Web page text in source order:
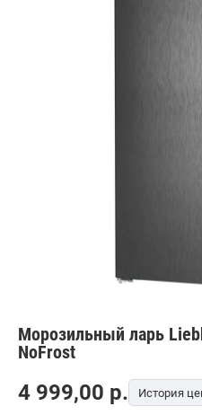
Морозильный ларь
NoFrost
4 999,00 p. История